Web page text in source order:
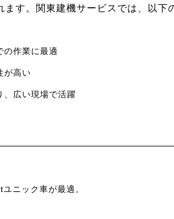
す。関東建機サービスでは、以下
の作業に最適
が高い
、広い現場で活躍
ニック車が最適。